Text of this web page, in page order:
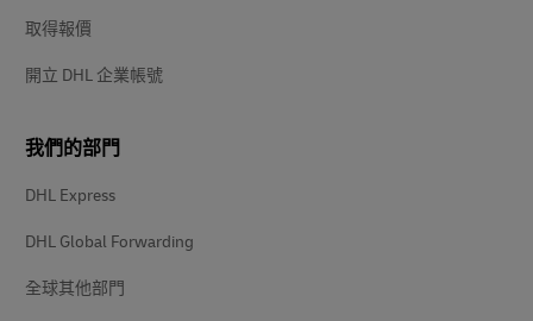
取得報價
開立 DHL 企業帳號
我們的部門
DHL Express
DHL Global Forwarding
全球其他部門